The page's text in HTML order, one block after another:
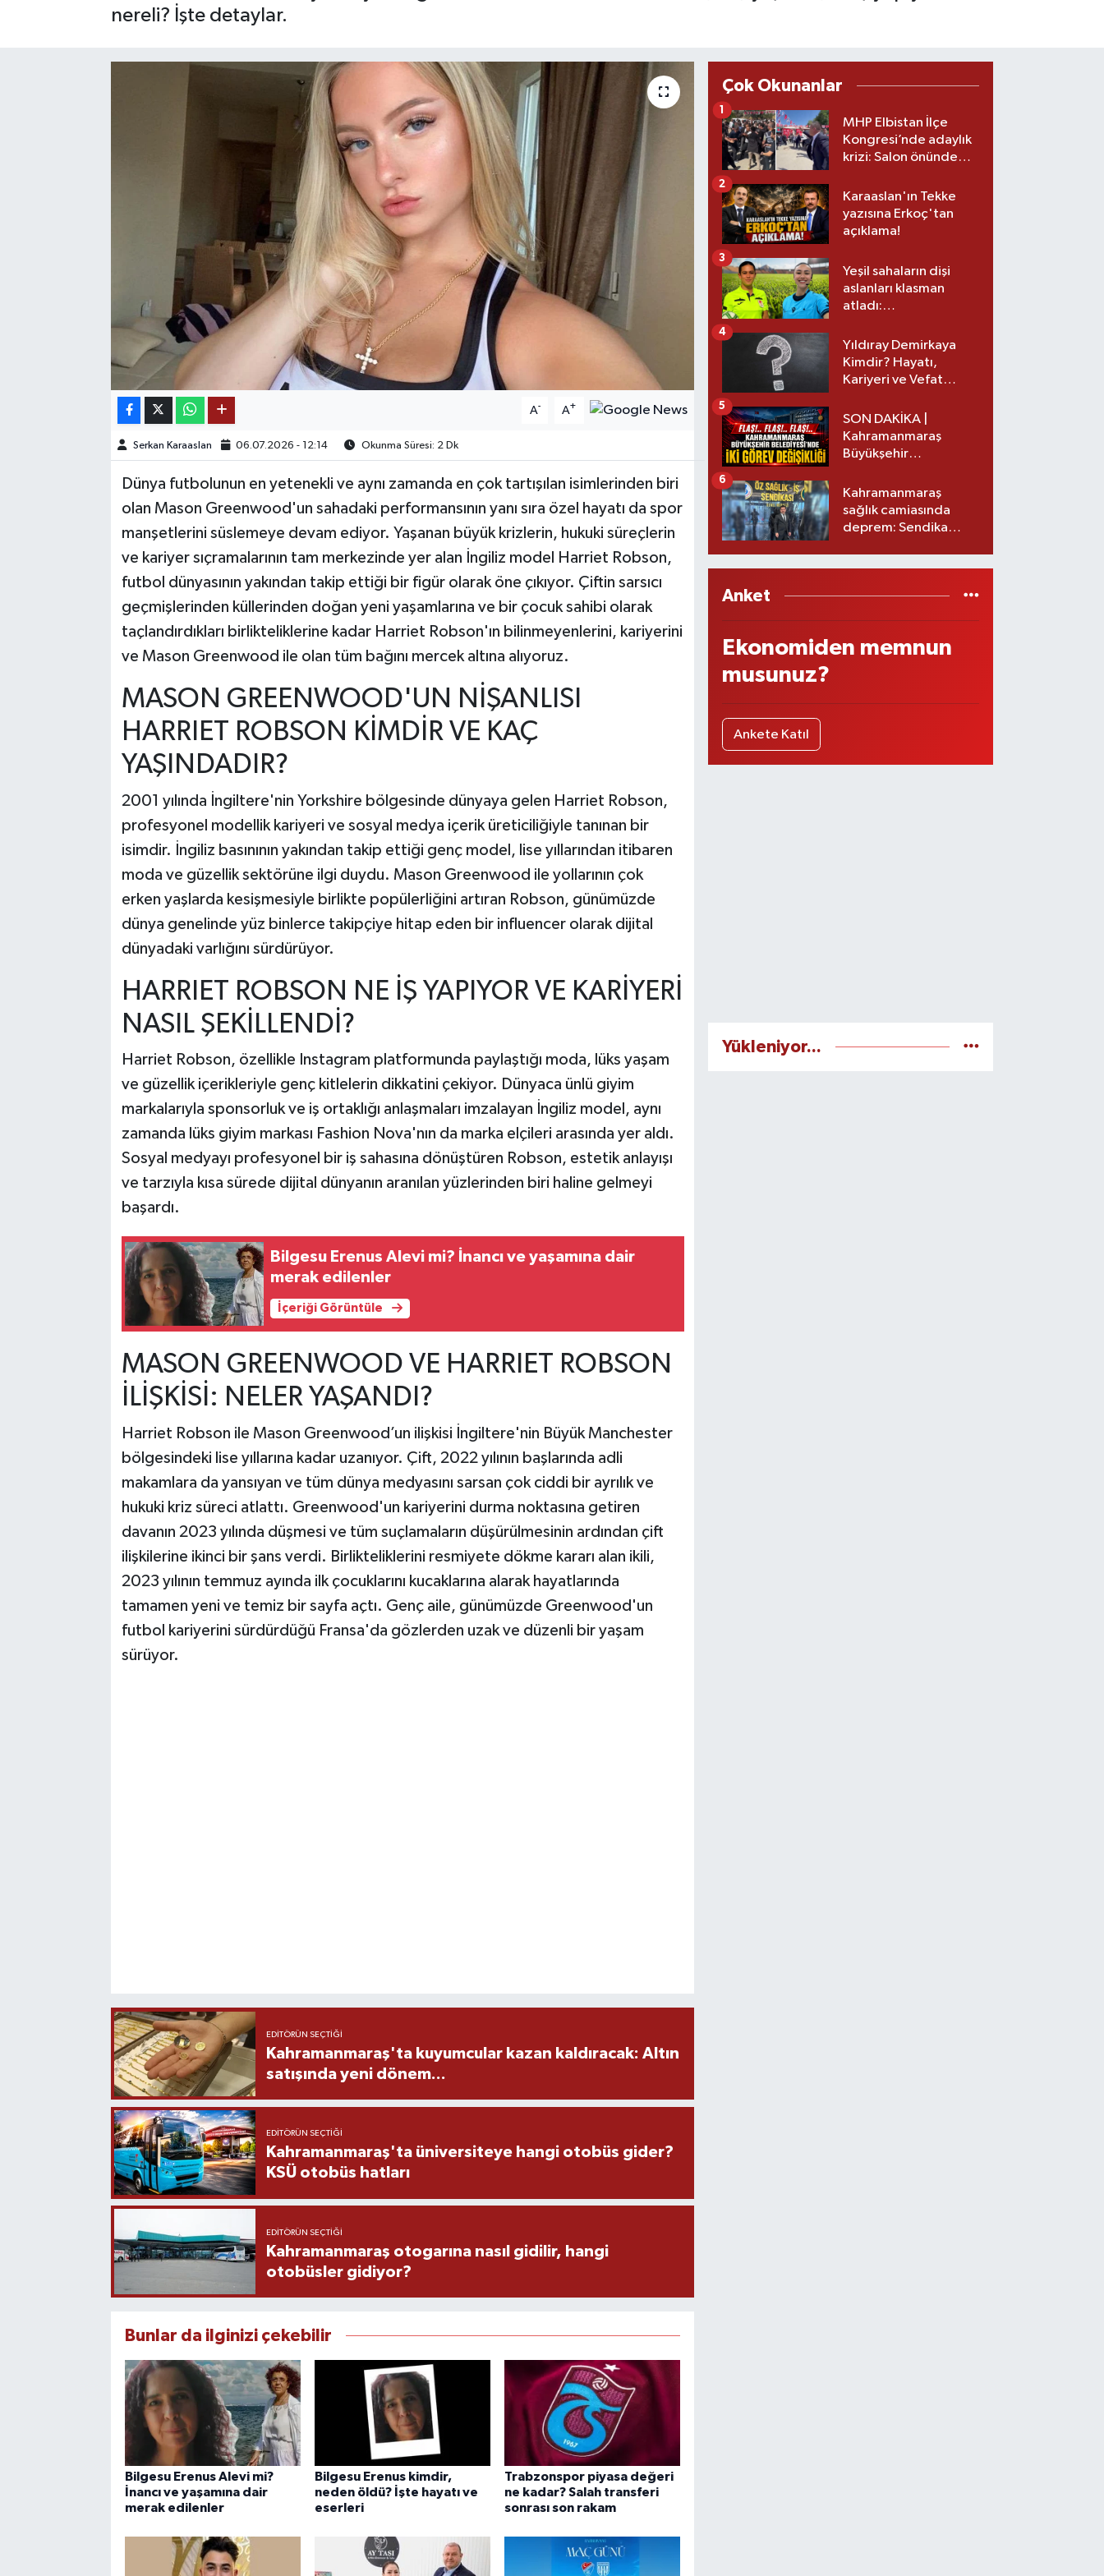
nereli? İşte detaylar.
A- A+
Serkan Karaaslan 06.07.2026 - 12:14 Okunma Süresi: 2 Dk
Dünya futbolunun en yetenekli ve aynı zamanda en çok tartışılan isimlerinden biri
olan Mason Greenwood'un sahadaki performansının yanı sıra özel hayatı da spor
manşetlerini süslemeye devam ediyor. Yaşanan büyük krizlerin, hukuki süreçlerin
ve kariyer sıçramalarının tam merkezinde yer alan İngiliz model Harriet Robson,
futbol dünyasının yakından takip ettiği bir figür olarak öne çıkıyor. Çiftin sarsıcı
geçmişlerinden küllerinden doğan yeni yaşamlarına ve bir çocuk sahibi olarak
taçlandırdıkları birlikteliklerine kadar Harriet Robson'ın bilinmeyenlerini, kariyerini
ve Mason Greenwood ile olan tüm bağını mercek altına alıyoruz.
MASON GREENWOOD'UN NİŞANLISI
HARRIET ROBSON KİMDİR VE KAÇ
YAŞINDADIR?
2001 yılında İngiltere'nin Yorkshire bölgesinde dünyaya gelen Harriet Robson,
profesyonel modellik kariyeri ve sosyal medya içerik üreticiliğiyle tanınan bir
isimdir. İngiliz basınının yakından takip ettiği genç model, lise yıllarından itibaren
moda ve güzellik sektörüne ilgi duydu. Mason Greenwood ile yollarının çok
erken yaşlarda kesişmesiyle birlikte popülerliğini artıran Robson, günümüzde
dünya genelinde yüz binlerce takipçiye hitap eden bir influencer olarak dijital
dünyadaki varlığını sürdürüyor.
HARRIET ROBSON NE İŞ YAPIYOR VE KARİYERİ
NASIL ŞEKİLLENDİ?
Harriet Robson, özellikle Instagram platformunda paylaştığı moda, lüks yaşam
ve güzellik içerikleriyle genç kitlelerin dikkatini çekiyor. Dünyaca ünlü giyim
markalarıyla sponsorluk ve iş ortaklığı anlaşmaları imzalayan İngiliz model, aynı
zamanda lüks giyim markası Fashion Nova'nın da marka elçileri arasında yer aldı.
Sosyal medyayı profesyonel bir iş sahasına dönüştüren Robson, estetik anlayışı
ve tarzıyla kısa sürede dijital dünyanın aranılan yüzlerinden biri haline gelmeyi
başardı.
Bilgesu Erenus Alevi mi? İnancı ve yaşamına dair
merak edilenler
İçeriği Görüntüle
MASON GREENWOOD VE HARRIET ROBSON
İLİŞKİSİ: NELER YAŞANDI?
Harriet Robson ile Mason Greenwood’un ilişkisi İngiltere'nin Büyük Manchester
bölgesindeki lise yıllarına kadar uzanıyor. Çift, 2022 yılının başlarında adli
makamlara da yansıyan ve tüm dünya medyasını sarsan çok ciddi bir ayrılık ve
hukuki kriz süreci atlattı. Greenwood'un kariyerini durma noktasına getiren
davanın 2023 yılında düşmesi ve tüm suçlamaların düşürülmesinin ardından çift
ilişkilerine ikinci bir şans verdi. Birlikteliklerini resmiyete dökme kararı alan ikili,
2023 yılının temmuz ayında ilk çocuklarını kucaklarına alarak hayatlarında
tamamen yeni ve temiz bir sayfa açtı. Genç aile, günümüzde Greenwood'un
futbol kariyerini sürdürdüğü Fransa'da gözlerden uzak ve düzenli bir yaşam
sürüyor.
EDITÖRÜN SEÇTIĞI
Kahramanmaraş'ta kuyumcular kazan kaldıracak: Altın
satışında yeni dönem...
EDITÖRÜN SEÇTIĞI
Kahramanmaraş'ta üniversiteye hangi otobüs gider?
KSÜ otobüs hatları
EDITÖRÜN SEÇTIĞI
Kahramanmaraş otogarına nasıl gidilir, hangi
otobüsler gidiyor?
Bunlar da ilginizi çekebilir
Bilgesu Erenus Alevi mi?
İnancı ve yaşamına dair
merak edilenler
Bilgesu Erenus kimdir,
neden öldü? İşte hayatı ve
eserleri
Trabzonspor piyasa değeri
ne kadar? Salah transferi
sonrası son rakam
Çok Okunanlar
MHP Elbistan İlçe
Kongresi’nde adaylık
krizi: Salon önünde
1
Karaaslan'ın Tekke
yazısına Erkoç'tan
açıklama!
2
Yeşil sahaların dişi
aslanları klasman
atladı:
üst lige iki transfer!
3
Yıldıray Demirkaya
Kimdir? Hayatı,
Kariyeri ve Vefat
4
SON DAKİKA |
Kahramanmaraş
Büyükşehir
görev değişikliği!
5
Kahramanmaraş
sağlık camiasında
deprem: Sendika
6
Anket
Ekonomiden memnun
musunuz?
Ankete Katıl
Yükleniyor...
OTOMOTİV
KÜLTÜR SANAT